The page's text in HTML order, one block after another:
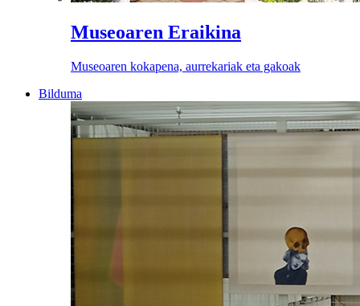
Museoaren Eraikina
Museoaren kokapena, aurrekariak eta gakoak
Bilduma